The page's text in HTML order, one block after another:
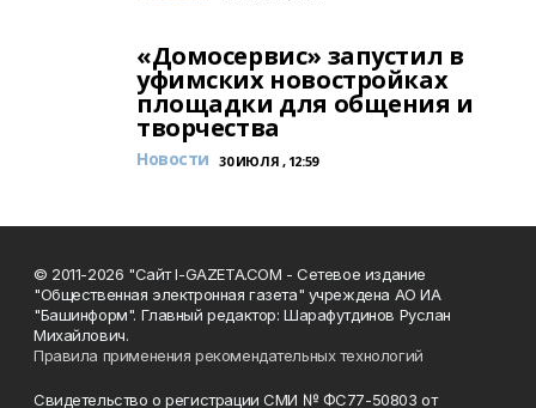
«Домосервис» запустил в
уфимских новостройках
площадки для общения и
творчества
Новости 30 ИЮЛЯ , 12:59
© 2011-2026 "Сайт I-GAZETA.COM - Сетевое издание
"Общественная электронная газета" учреждена АО ИА
"Башинформ". Главный редактор: Шарафутдинов Руслан
Михайлович.
Правила применения рекомендательных технологий
Свидетельство о регистрации СМИ № ФС77-50803 от